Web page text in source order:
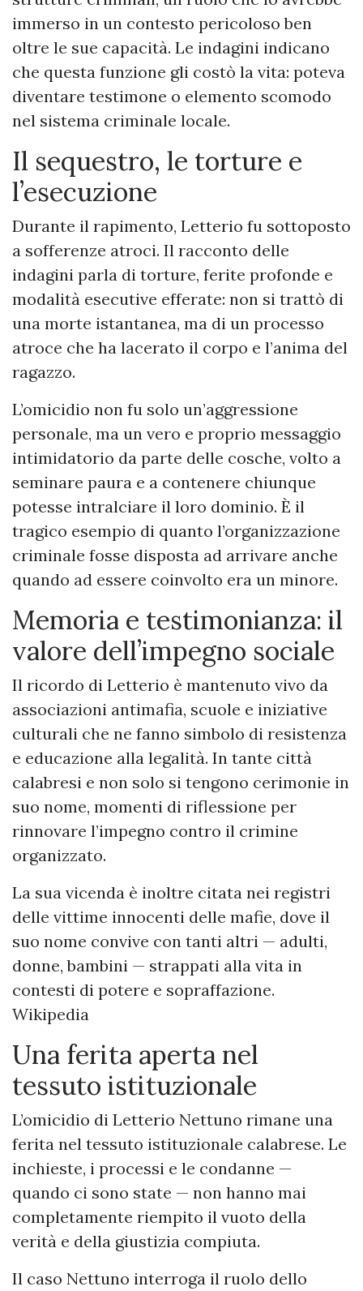
immerso in un contesto pericoloso ben
oltre le sue capacità. Le indagini indicano
che questa funzione gli costò la vita: poteva
diventare testimone o elemento scomodo
nel sistema criminale locale.
Il sequestro, le torture e
l’esecuzione
Durante il rapimento, Letterio fu sottoposto
a sofferenze atroci. Il racconto delle
indagini parla di torture, ferite profonde e
modalità esecutive efferate: non si trattò di
una morte istantanea, ma di un processo
atroce che ha lacerato il corpo e l’anima del
ragazzo.
L’omicidio non fu solo un’aggressione
personale, ma un vero e proprio messaggio
intimidatorio da parte delle cosche, volto a
seminare paura e a contenere chiunque
potesse intralciare il loro dominio. È il
tragico esempio di quanto l’organizzazione
criminale fosse disposta ad arrivare anche
quando ad essere coinvolto era un minore.
Memoria e testimonianza: il
valore dell’impegno sociale
Il ricordo di Letterio è mantenuto vivo da
associazioni antimafia, scuole e iniziative
culturali che ne fanno simbolo di resistenza
e educazione alla legalità. In tante città
calabresi e non solo si tengono cerimonie in
suo nome, momenti di riflessione per
rinnovare l’impegno contro il crimine
organizzato.
La sua vicenda è inoltre citata nei registri
delle vittime innocenti delle mafie, dove il
suo nome convive con tanti altri — adulti,
donne, bambini — strappati alla vita in
contesti di potere e sopraffazione.
Wikipedia
Una ferita aperta nel
tessuto istituzionale
L’omicidio di Letterio Nettuno rimane una
ferita nel tessuto istituzionale calabrese. Le
inchieste, i processi e le condanne —
quando ci sono state — non hanno mai
completamente riempito il vuoto della
verità e della giustizia compiuta.
Il caso Nettuno interroga il ruolo dello